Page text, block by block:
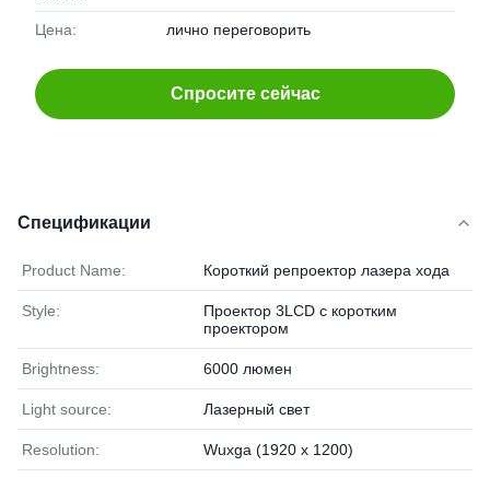
Цена: лично переговорить
Спросите сейчас
Спецификации
Product Name: Короткий репроектор лазера хода
Style:
Проектор 3LCD с коротким
проектором
Brightness: 6000 люмен
Light source: Лазерный свет
Resolution: Wuxga (1920 x 1200)